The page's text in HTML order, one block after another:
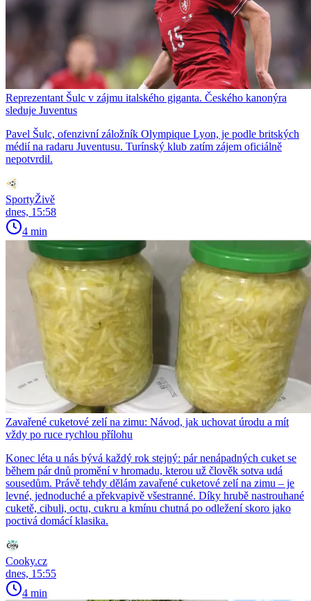
Reprezentant Šulc v zájmu italského giganta. Českého kanonýra
sleduje Juventus
Pavel Šulc, ofenzivní záložník Olympique Lyon, je podle britských
médií na radaru Juventusu. Turínský klub zatím zájem oficiálně
nepotvrdil.
SportyŽivě
dnes, 15:58
4 min
Zavařené cuketové zelí na zimu: Návod, jak uchovat úrodu a mít
vždy po ruce rychlou přílohu
Konec léta u nás bývá každý rok stejný: pár nenápadných cuket se
během pár dnů promění v hromadu, kterou už člověk sotva udá
sousedům. Právě tehdy dělám zavařené cuketové zelí na zimu – je
levné, jednoduché a překvapivě všestranné. Díky hrubě nastrouhané
cuketě, cibuli, octu, cukru a kmínu chutná po odležení skoro jako
poctivá domácí klasika.
Cooky.cz
dnes, 15:55
4 min